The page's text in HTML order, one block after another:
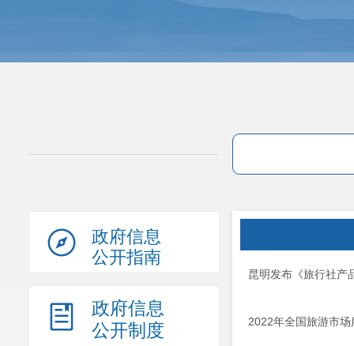
政府信息
公开指南
政府信息
公开制度
昆明发布《旅行社产
2022年全国旅游市